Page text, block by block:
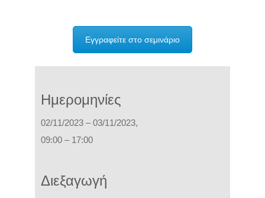
Εγγραφείτε στο σεμινάριο
Ημερομηνίες
02/11/2023 – 03/11/2023,
09:00 – 17:00
Διεξαγωγή